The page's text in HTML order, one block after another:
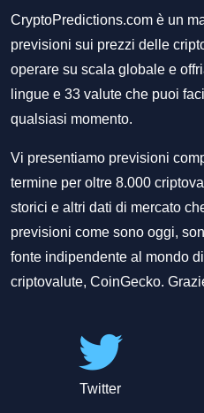
CryptoPredictions.com è un
previsioni sui prezzi delle
operare su scala globale e
lingue e 33 valute che puoi
qualsiasi momento.
Vi presentiamo previsioni
termine per oltre 8.000
storici e altri dati di mercato
previsioni come sono oggi,
fonte indipendente al mondo
criptovalute, CoinGecko.
Twitter